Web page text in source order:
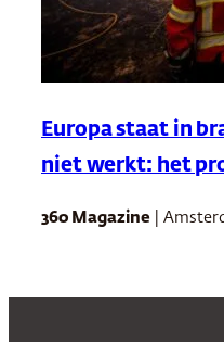
Europa staat in
niet werkt: het
360 Magazine |